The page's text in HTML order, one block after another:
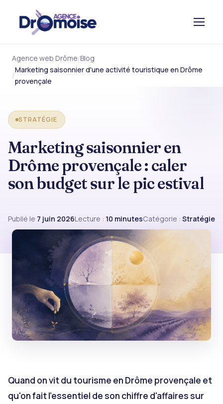
Agence web Drôme Blog
Marketing saisonnier d'une activité touristique en Drôme
provençale
STRATÉGIE
Marketing saisonnier en
Drôme provençale : caler
son budget sur le pic estival
Publié le 7 juin 2026Lecture : 10 minutesCatégorie : Stratégie
Quand on vit du tourisme en Drôme provençale et
qu'on fait l'essentiel de son chiffre d'affaires sur